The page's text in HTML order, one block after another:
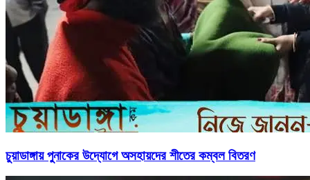
চুয়াডাঙ্গায় পুনাকের উদ্যোগে অসহায়দের শীতের কম্বল বিতরণ